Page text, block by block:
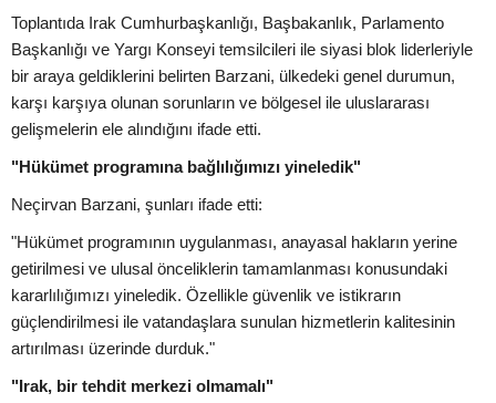
Toplantıda Irak Cumhurbaşkanlığı, Başbakanlık, Parlamento
Başkanlığı ve Yargı Konseyi temsilcileri ile siyasi blok liderleriyle
bir araya geldiklerini belirten Barzani, ülkedeki genel durumun,
karşı karşıya olunan sorunların ve bölgesel ile uluslararası
gelişmelerin ele alındığını ifade etti.
"Hükümet programına bağlılığımızı yineledik"
Neçirvan Barzani, şunları ifade etti:
"Hükümet programının uygulanması, anayasal hakların yerine
getirilmesi ve ulusal önceliklerin tamamlanması konusundaki
kararlılığımızı yineledik. Özellikle güvenlik ve istikrarın
güçlendirilmesi ile vatandaşlara sunulan hizmetlerin kalitesinin
artırılması üzerinde durduk."
"Irak, bir tehdit merkezi olmamalı"